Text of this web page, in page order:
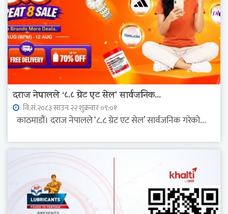
दराज नेपालले ‘८.८ ग्रेट एट सेल’ सार्वजनिक...
वि.सं.२०८३ साउन २२ शुक्रवार ०९:०१
काठमाडौं। दराज नेपालले ‘८.८ ग्रेट एट सेल’ सार्वजनिक गरेको...